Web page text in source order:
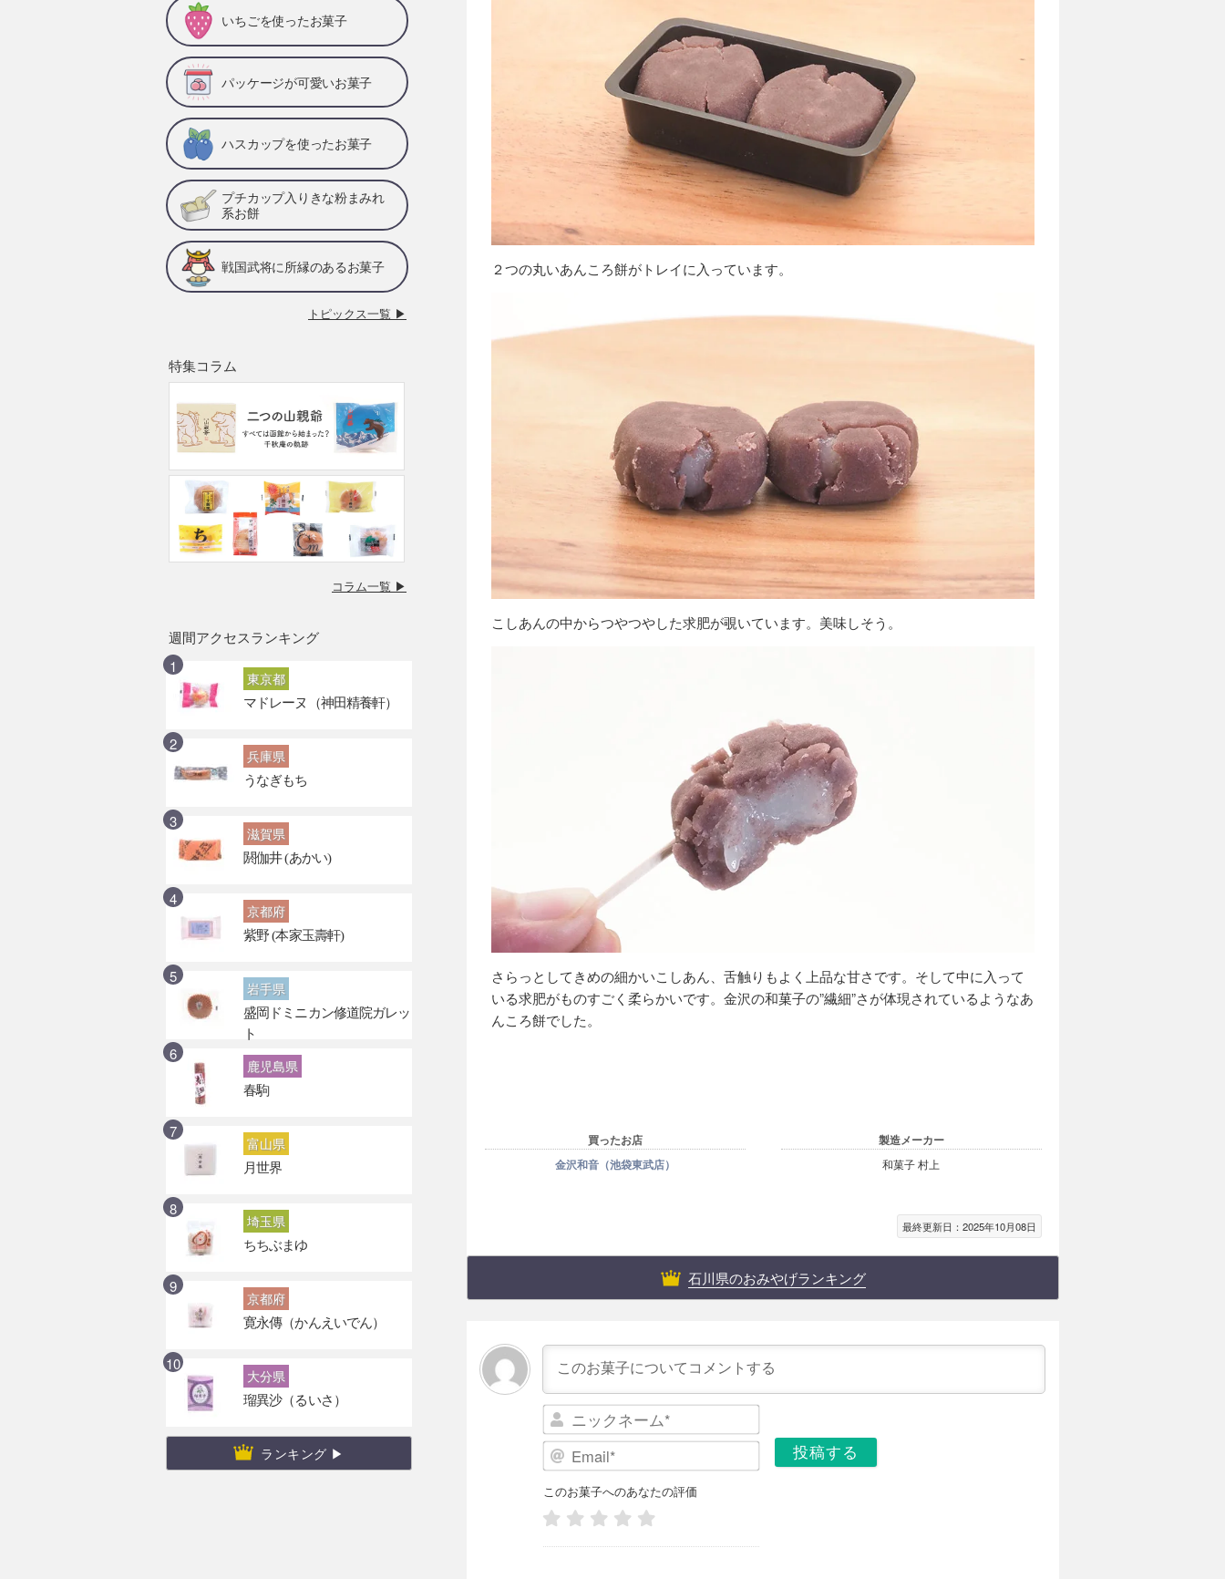
いちごを使ったお菓子
パッケージが可愛いお菓子
ハスカップを使ったお菓子
プチカップ入りきな粉まみれ
系お餅
戦国武将に所縁のあるお菓子
トピックス一覧 ▶
特集コラム
コラム一覧 ▶
週間アクセスランキング
東京都
マドレーヌ（神田精養軒）
兵庫県
うなぎもち
滋賀県
閼伽井 (あかい)
京都府
紫野 (本家玉壽軒)
岩手県
盛岡ドミニカン修道院ガレッ
ト
鹿児島県
春駒
富山県
月世界
埼玉県
ちちぶまゆ
京都府
寛永傳（かんえいでん）
大分県
瑠異沙（るいさ）
ランキング ▶
２つの丸いあんころ餅がトレイに入っています。
こしあんの中からつやつやした求肥が覗いています。美味しそう。
さらっとしてきめの細かいこしあん、舌触りもよく上品な甘さです。そして中に入って
いる求肥がものすごく柔らかいです。金沢の和菓子の”繊細”さが体現されているようなあ
んころ餅でした。
買ったお店
金沢和音（池袋東武店）
製造メーカー
和菓子 村上
最終更新日：2025年10月08日
石川県のおみやげランキング
ニ
ッ
ネ
E
m
*
このお菓子へのあなたの評価